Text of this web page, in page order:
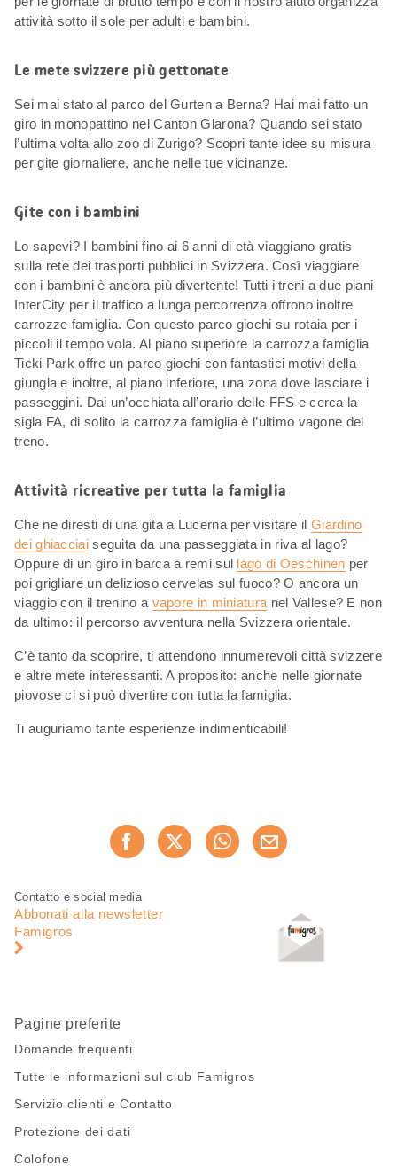
attività sotto il sole per adulti e bambini.
Le mete svizzere più gettonate
Sei mai stato al parco del Gurten a Berna? Hai mai fatto un
giro in monopattino nel Canton Glarona? Quando sei stato
l’ultima volta allo zoo di Zurigo? Scopri tante idee su misura
per gite giornaliere, anche nelle tue vicinanze.
Gite con i bambini
Lo sapevi? I bambini fino ai 6 anni di età viaggiano gratis
sulla rete dei trasporti pubblici in Svizzera. Così viaggiare
con i bambini è ancora più divertente! Tutti i treni a due piani
InterCity per il traffico a lunga percorrenza offrono inoltre
carrozze famiglia. Con questo parco giochi su rotaia per i
piccoli il tempo vola. Al piano superiore la carrozza famiglia
Ticki Park offre un parco giochi con fantastici motivi della
giungla e inoltre, al piano inferiore, una zona dove lasciare i
passeggini. Dai un’occhiata all’orario delle FFS e cerca la
sigla FA, di solito la carrozza famiglia è l’ultimo vagone del
treno.
Attività ricreative per tutta la famiglia
Che ne diresti di una gita a Lucerna per visitare il Giardino
dei ghiacciaiseguita da una passeggiata in riva al lago?
Oppure di un giro in barca a remi sul lago di Oeschinen per
poi grigliare un delizioso cervelas sul fuoco? O ancora un
viaggio con il trenino a vapore in miniatura nel Vallese? E non
da ultimo: il percorso avventura nella Svizzera orientale.
C’è tanto da scoprire, ti attendono innumerevoli città svizzere
e altre mete interessanti. A proposito: anche nelle giornate
piovose ci si può divertire con tutta la famiglia.
Ti auguriamo tante esperienze indimenticabili!
Consiglia ora
Piè
pagina
Navigazione
pagina
Contatto e social media
Abbonati alla newsletter
Famigros
Pagine preferite
Domande frequenti
Tutte le informazioni sul club Famigros
Servizio clienti e Contatto
Protezione dei dati
Colofone